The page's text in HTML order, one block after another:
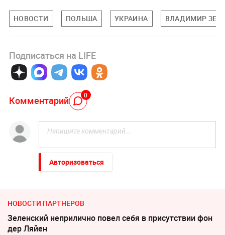
НОВОСТИ ПОЛЬША УКРАИНА ВЛАДИМИР
Подписаться на LIFE
Комментарий 0
Авторизоваться
НОВОСТИ ПАРТНЕРОВ
Зеленский неприлично повел cебя в присутствии фон
дер Ляйен